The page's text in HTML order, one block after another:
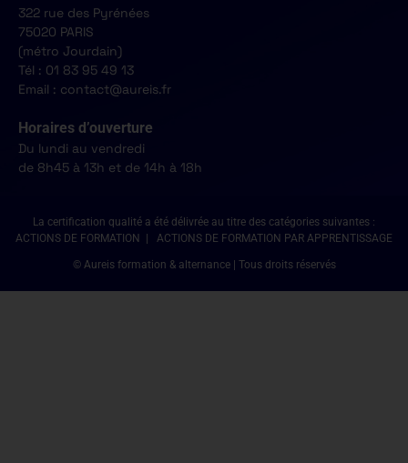
322 rue des Pyrénées
75020 PARIS
(métro Jourdain)
Tél : 01 83 95 49 13
Email : contact@aureis.fr
Horaires d’ouverture
Du lundi au vendredi
de 8h45 à 13h et de 14h à 18h
La certification qualité a été délivrée au titre des catégories suivantes :
ACTIONS DE FORMATION | ACTIONS DE FORMATION PAR APPRENTISSAGE
© Aureis formation & alternance | Tous droits réservés